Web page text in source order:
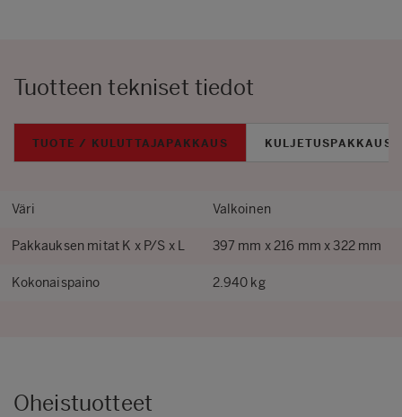
Tuotteen tekniset tiedot
TUOTE / KULUTTAJAPAKKAUS KULJETUSPAKKAUS
Väri Valkoinen
Pakkauksen mitat K x P/S x L 397 mm x 216 mm x 322 mm
Kokonaispaino 2.940 kg
Oheistuotteet